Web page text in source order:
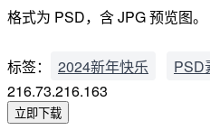
格式为 PSD，含 JPG 预览图。
标签： 2024新年快乐
PSD
216.73.216.163
立即下载